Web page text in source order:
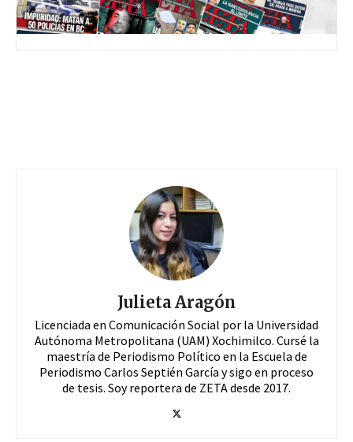
Julieta Aragón
Licenciada en Comunicación Social por la Universidad
Autónoma Metropolitana (UAM) Xochimilco. Cursé la
maestría de Periodismo Político en la Escuela de
Periodismo Carlos Septién García y sigo en proceso
de tesis. Soy reportera de ZETA desde 2017.